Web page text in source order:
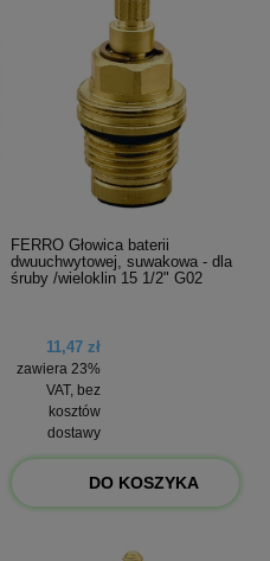
FERRO Głowica baterii
dwuuchwytowej, suwakowa - dla
śruby /wieloklin 15 1/2" G02
11,47 zł
zawiera 23%
VAT, bez
kosztów
dostawy
DO KOSZYKA